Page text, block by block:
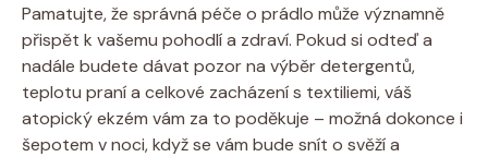
⁢Pamatujte, že správná péče o ‌prádlo může významně
přispět k vašemu pohodlí a zdraví. Pokud si odteď a
⁣nadále ⁣budete dávat pozor na výběr detergentů,
teplotu praní a celkové zacházení s textiliemi, váš
atopický ‍ekzém ‌vám za to poděkuje – možná dokonce i
šepotem v noci,‌ když se vám bude snít⁣ o svěží a